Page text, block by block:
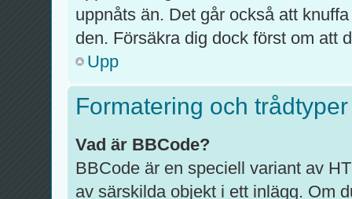
uppnåts än. Det går också att
den. Försäkra dig dock först om att
Upp
Formatering och trådtyper
Vad är BBCode?
BBCode är en speciell variant av
av särskilda objekt i ett inlägg. Om